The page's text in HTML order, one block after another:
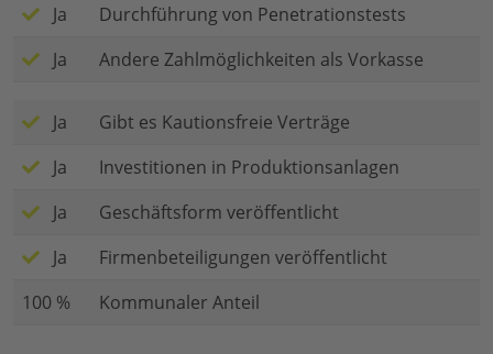
Ja
Durchführung von Penetrationstests
Ja
Andere Zahlmöglichkeiten als Vorkasse
Ja
Gibt es Kautionsfreie Verträge
Ja
Investitionen in Produktionsanlagen
Ja
Geschäftsform veröffentlicht
Ja
Firmenbeteiligungen veröffentlicht
100 %
Kommunaler Anteil